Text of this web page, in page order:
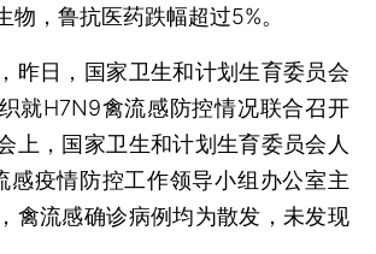
物，鲁抗医药跌幅超过5%。
日，国家卫生和计划生育委员会
就H7N9禽流感防控情况联合召开
上，国家卫生和计划生育委员会人
感疫情防控工作领导小组办公室主
禽流感确诊病例均为散发，未发现